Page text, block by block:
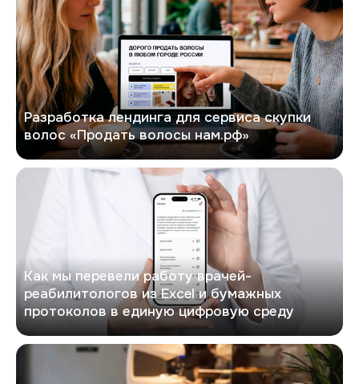
Разработка лендинга для сервиса скупки
волос «Продать волосы нам.рф»
РеабИТ Ассистент
Как мы перевели работу врачей-
реабилитологов из Excel и бумажных
протоколов в единую цифровую среду
Как мы собрали сайт для сервиса аренды кофемашин